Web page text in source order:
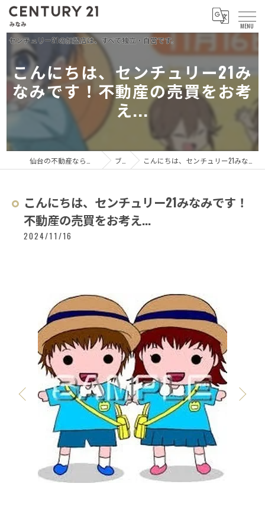
こんにちは、センチュリー21み
なみです！不動産の売買をお考
え...
ブログ こんにちは、センチュリー21みなみです！不動産の売買をお考え...
こんにちは、センチュリー21みなみです！
不動産の売買をお考え...
2024/11/16